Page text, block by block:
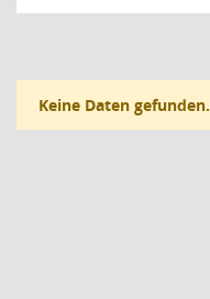
Keine Daten gefunden.